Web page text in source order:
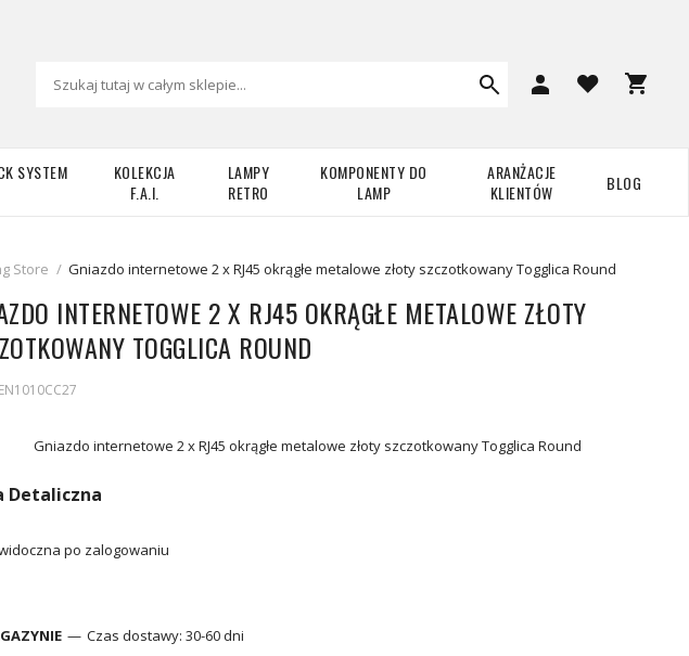
SYSTEM
KOLEKCJA
F.A.I.
LAMPY
RETRO
KOMPONENTY DO
LAMP
ARANŻACJE
KLIENTÓW
BLOG
Store / Gniazdo internetowe 2 x RJ45 okrągłe metalowe złoty szczotkowany Togglica Round
INTERNETOWE 2 X RJ45 OKRĄGŁE METALOWE ZŁOTY
TOGGLICA ROUND
Gniazdo internetowe 2 x RJ45 okrągłe metalowe złoty szczotkowany Togglica Round
Detaliczna
po zalogowaniu
Czas dostawy: 30-60 dni